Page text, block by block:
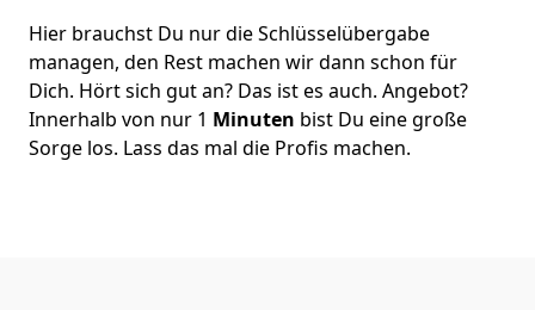
Hier brauchst Du nur die Schlüsselübergabe
managen, den Rest machen wir dann schon für
Dich. Hört sich gut an? Das ist es auch. Angebot?
Innerhalb von nur 1 Minuten bist Du eine große
Sorge los. Lass das mal die Profis machen.